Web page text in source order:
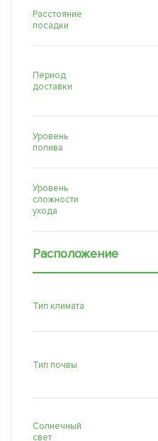
Расстояние
посадки
Период
доставки
Уровень
полива
Уровень
сложности
ухода
Расположение
Тип климата
Тип почвы
Солнечный
свет